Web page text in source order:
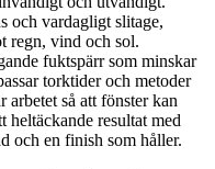
och vardagligt slitage,
regn, vind och sol.
fuktspärr som minskar
torktider och metoder
så att fönster kan
heltäckande resultat med
och en finish som håller.